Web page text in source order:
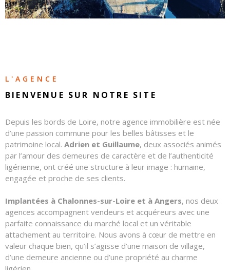
L'AGENCE
BIENVENUE SUR NOTRE SITE
Depuis les bords de Loire, notre agence immobilière est née
d’une passion commune pour les belles bâtisses et le
patrimoine local. Adrien et Guillaume, deux associés animés
par l’amour des demeures de caractère et de l’authenticité
ligérienne, ont créé une structure à leur image : humaine,
engagée et proche de ses clients.
Implantées à Chalonnes-sur-Loire et à Angers, nos deux
agences accompagnent vendeurs et acquéreurs avec une
parfaite connaissance du marché local et un véritable
attachement au territoire. Nous avons à cœur de mettre en
valeur chaque bien, qu’il s’agisse d’une maison de village,
d’une demeure ancienne ou d’une propriété au charme
ligérien.